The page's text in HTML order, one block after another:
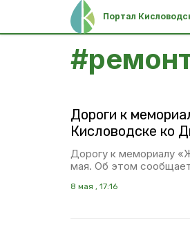
Портал
#
Дороги к
Кисловодске ко
Дорогу к мемориалу
мая. Об этом
8 мая , 17:16